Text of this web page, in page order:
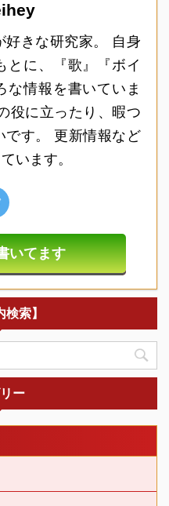
きな研究家。 自身
とに、『歌』『ボイ
な情報を書いていま
役に立ったり、暇つ
です。 更新情報など
います。
いてます
検索】
ー